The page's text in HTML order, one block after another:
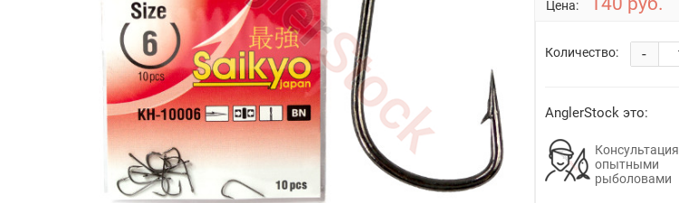
Цена:
Количество: -
AnglerStock это:
Консультация
опытными
рыболовами